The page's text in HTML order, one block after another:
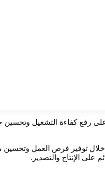
رفع كفاءة التشغيل وتحسين
توفير فرص العمل وتحسين
الإنتاج والتصدير.